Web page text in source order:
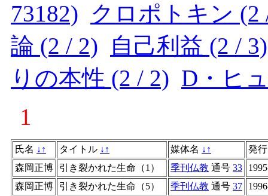
73182) クロポトキン (2
論 (2 / 2)
自己利益 (2 / 3)
りの本性 (2 / 2) D・ヒ
1
氏名 ↓ ↑ タイトル ↓ ↑ 媒体名 ↓ ↑
発
森岡正博
引き裂かれた生命（1） 季刊仏教 通号 33
森岡正博
引き裂かれた生命（5） 季刊仏教 通号 37